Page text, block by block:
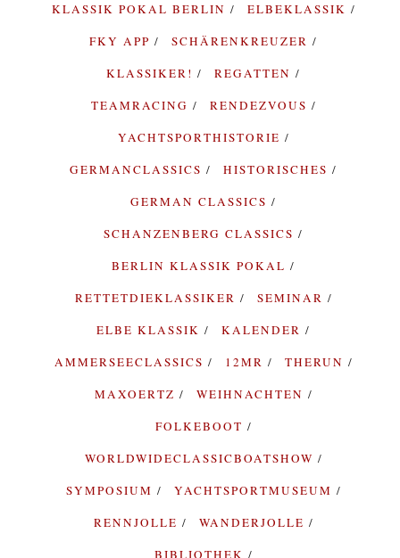
KLASSIK POKAL BERLIN
ELBEKLASSIK
FKY APP
SCHÄRENKREUZER
KLASSIKER!
REGATTEN
TEAMRACING
RENDEZVOUS
YACHTSPORTHISTORIE
GERMANCLASSICS
HISTORISCHES
GERMAN CLASSICS
SCHANZENBERG CLASSICS
BERLIN KLASSIK POKAL
RETTETDIEKLASSIKER
SEMINAR
ELBE KLASSIK
KALENDER
AMMERSEECLASSICS
12MR
THERUN
MAXOERTZ
WEIHNACHTEN
FOLKEBOOT
WORLDWIDECLASSICBOATSHOW
SYMPOSIUM
YACHTSPORTMUSEUM
RENNJOLLE
WANDERJOLLE
BIBLIOTHEK